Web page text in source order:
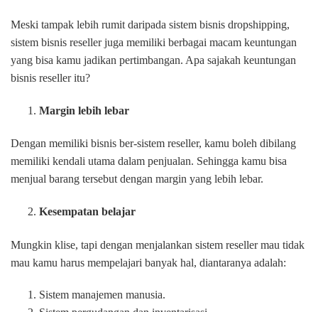
Meski tampak lebih rumit daripada sistem bisnis dropshipping,
sistem bisnis reseller juga memiliki berbagai macam keuntungan
yang bisa kamu jadikan pertimbangan. Apa sajakah keuntungan
bisnis reseller itu?
Margin lebih lebar
Dengan memiliki bisnis ber-sistem reseller, kamu boleh dibilang
memiliki kendali utama dalam penjualan. Sehingga kamu bisa
menjual barang tersebut dengan margin yang lebih lebar.
Kesempatan belajar
Mungkin klise, tapi dengan menjalankan sistem reseller mau tidak
mau kamu harus mempelajari banyak hal, diantaranya adalah:
Sistem manajemen manusia.